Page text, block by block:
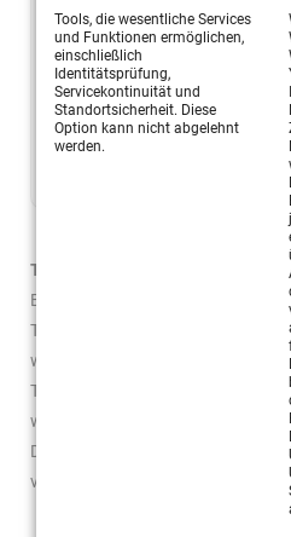
Defensives Spiel mit dem Ziel
und langes Spiel, in Verbindung
(Kampfgeist, Wille entwickeln)
Ein taktikorientiertes Trainingsziel
Trainingsstunde immer mit 1-2
Trainingseinheiten
Ein kurzfristiges Trainingsziel
Trainingseinheiten
weiteren Trainingseinheiten sollte
Trainingsziel, parallel zum neuen
weiterhin angesprochen werden,
Deine Spieler haben das alte
verinnerlicht.
Tools, die wesentliche Services
und Funktionen ermöglichen,
einschließlich
Identitätsprüfung,
Servicekontinuität und
Standortsicherheit. Diese
Option kann nicht abgelehnt
werden.